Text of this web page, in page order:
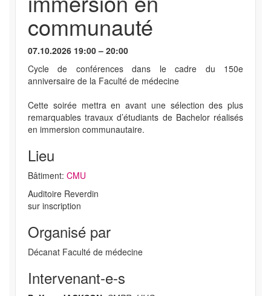
communauté
07.10.2026 19:00 – 20:00
Cycle de conférences dans le cadre du 150e
anniversaire de la Faculté de médecine
Cette soirée mettra en avant une sélection des plus
remarquables travaux d’étudiants de Bachelor réalisés
en immersion communautaire.
Lieu
Bâtiment: CMU
Auditoire Reverdin
sur inscription
Organisé par
Décanat Faculté de médecine
Intervenant-e-s